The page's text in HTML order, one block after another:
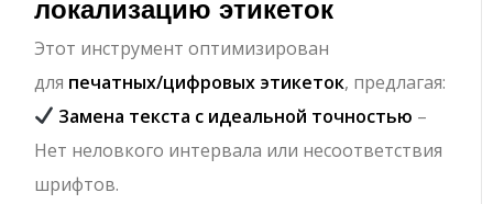
Этот инструмент оптимизирован
для печатных/цифровых этикеток, предлагая:
Замена текста с идеальной точностью –
Нет неловкого интервала или несоответствия
шрифтов.